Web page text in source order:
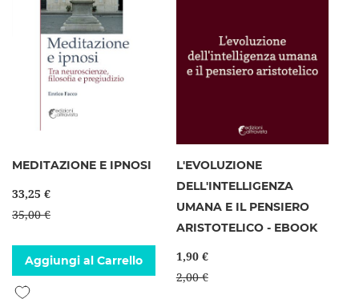
MEDITAZIONE E IPNOSI
33,25 €
35,00 €
Aggiungi al Carrello
Aggiungi alla lista desideri
L'EVOLUZIONE
DELL'INTELLIGENZA
UMANA E IL PENSIERO
ARISTOTELICO - EBOOK
1,90 €
2,00 €